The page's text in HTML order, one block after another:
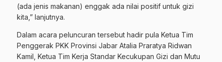
(ada jenis makanan) enggak ada nilai positif untuk gizi
kita,” lanjutnya.
Dalam acara peluncuran tersebut hadir pula Ketua Tim
Penggerak PKK Provinsi Jabar Atalia Praratya Ridwan
Kamil, Ketua Tim Kerja Standar Kecukupan Gizi dan Mutu